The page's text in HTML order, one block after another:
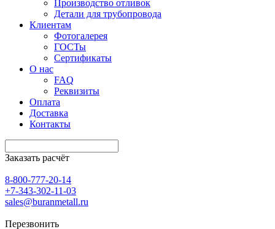
Производство отливок
Детали для трубопровода
Клиентам
Фотогалерея
ГОСТы
Сертификаты
О нас
FAQ
Реквизиты
Оплата
Доставка
Контакты
Заказать расчёт
8-800-777-20-14
+7-343-302-11-03
sales@buranmetall.ru
Перезвонить